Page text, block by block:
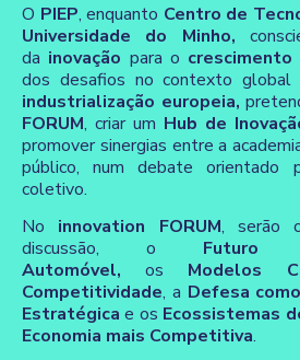
O PIEP, enquanto Centro de
Universidade do Minho,
da inovação para o
dos desafios no contexto global
industrialização europeia,
FORUM, criar um Hub de
promover sinergias entre a
público, num debate orientado
coletivo.
No innovation FORUM, serão
discussão, o Futuro
Automóvel, os Modelos
Competitividade, a Defesa
Estratégica e os Ecossistemas
Economia mais Competitiva.